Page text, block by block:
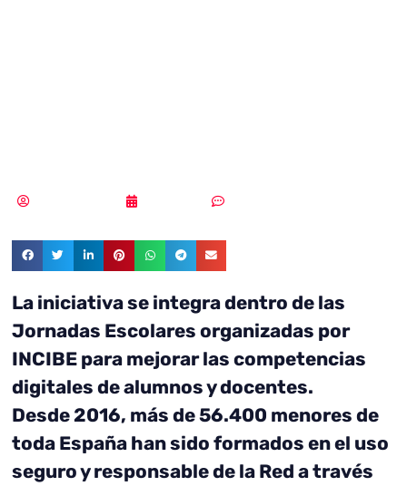
La iniciativa se integra dentro de las
Jornadas Escolares organizadas por
INCIBE para mejorar las competencias
digitales de alumnos y docentes.
Desde 2016, más de 56.400 menores de
toda España han sido formados en el uso
seguro y responsable de la Red a través